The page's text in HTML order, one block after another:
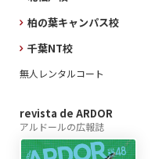
柏の葉キャンパス校
千葉NT校
無人レンタルコート
revista de ARDOR
アルドールの広報誌